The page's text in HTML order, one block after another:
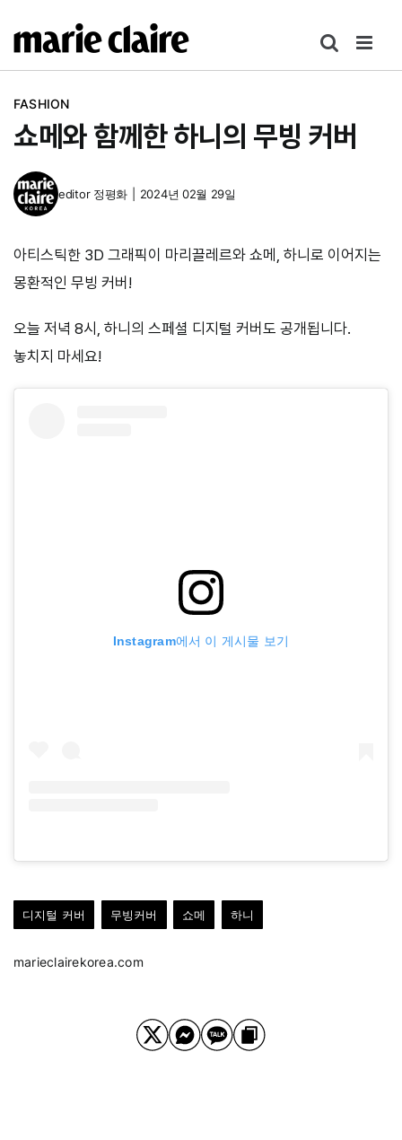
텐
FASHION
쇼메와 함께한 하니의 무빙 커버
editor 정평화 2024년 02월 29일
아티스틱한 3D 그래픽이 마리끌레르와 쇼메, 하니로 이어지는
몽환적인 무빙 커버!
오늘 저녁 8시, 하니의 스페셜 디지털 커버도 공개됩니다.
놓치지 마세요!
Instagram에서 이 게시물 보기
디지털 커버 무빙커버 쇼메 하니
marieclairekorea.com